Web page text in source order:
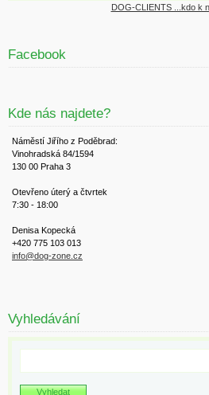
DOG-CLIENTS ...kdo k
Facebook
Kde nás najdete?
Náměstí Jiřího z Poděbrad:
Vinohradská 84/1594
130 00 Praha 3
Otevřeno úterý a čtvrtek
7:30 - 18:00
Denisa Kopecká
+420 775 103 013
info@dog-zone.cz
Vyhledávání